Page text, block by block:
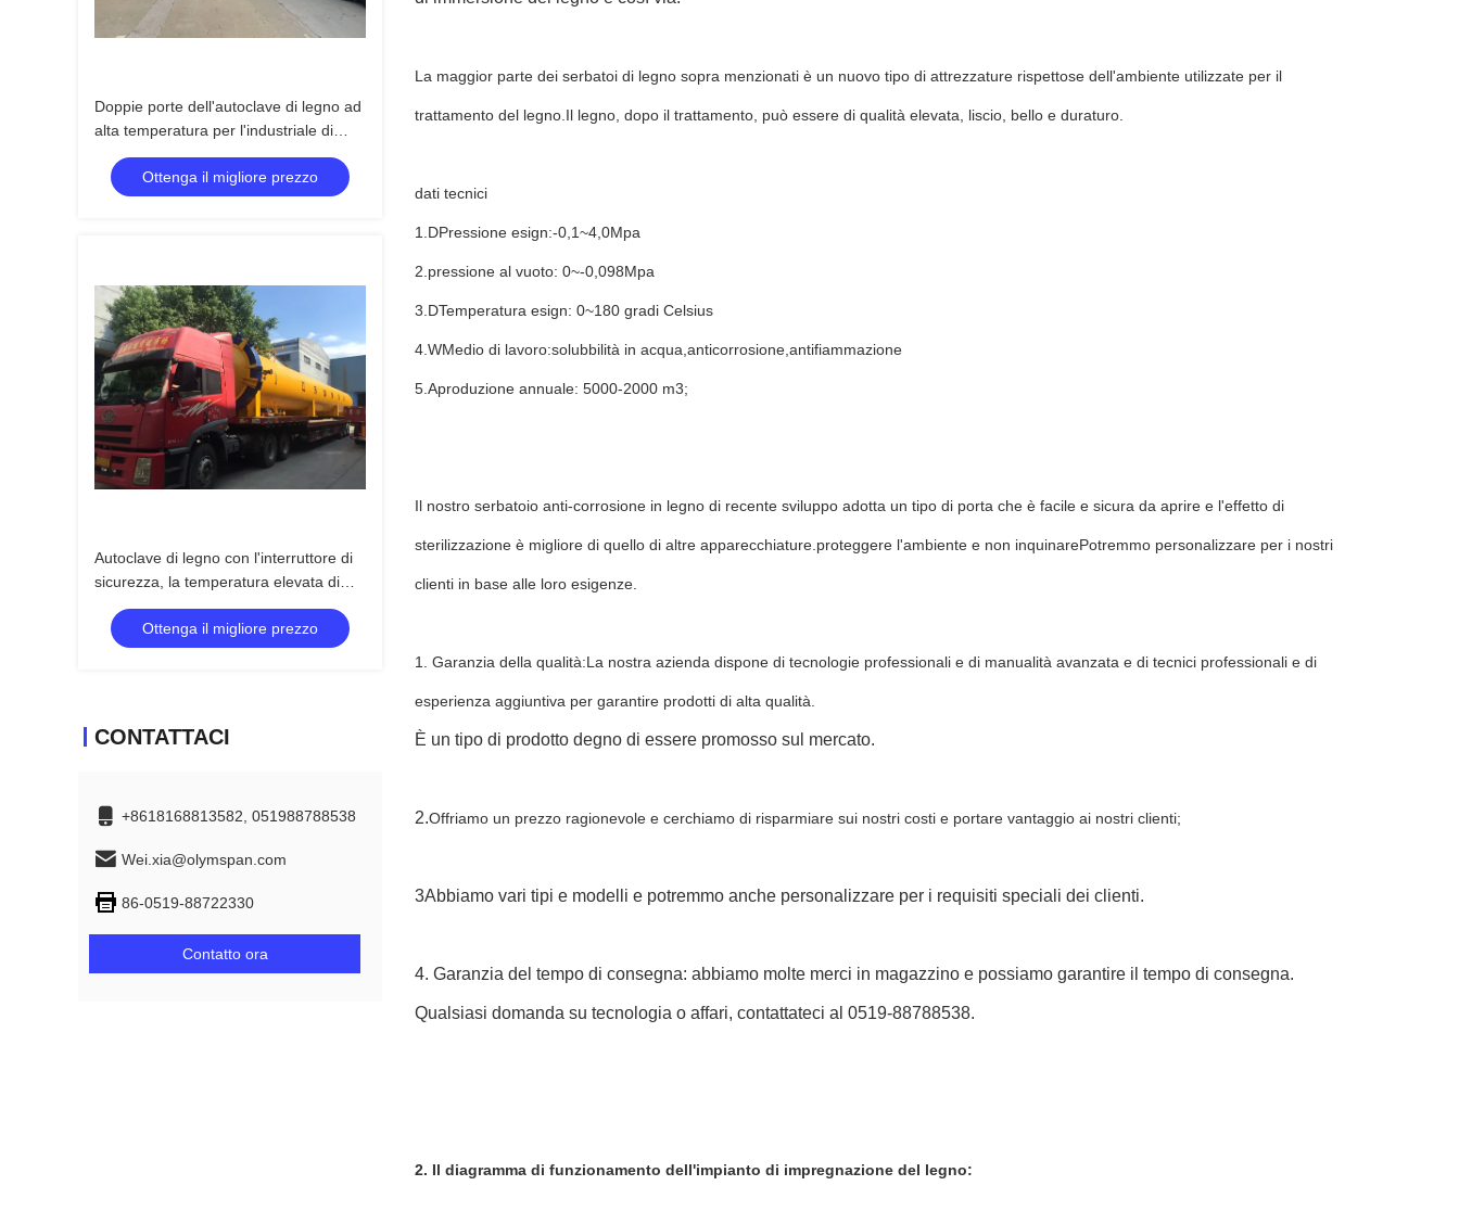
Doppie porte dell'autoclave di legno ad
alta temperatura per l'industriale di
legno, Φ2.7mX22M
Ottenga il migliore prezzo
Autoclave di legno con l'interruttore di
sicurezza, la temperatura elevata di
controllo automatico e l'alta pressione
Ottenga il migliore prezzo
CONTATTACI
+8618168813582, 051988788538
Wei.xia@olymspan.com
86-0519-88722330
Contatto ora
La maggior parte dei serbatoi di legno sopra menzionati è un nuovo tipo di attrezzature rispettose dell'ambiente utilizzate per il
trattamento del legno. Il legno, dopo il trattamento, può essere di qualità elevata, liscio, bello e duraturo.
dati tecnici
1.DPressione esign:-0,1~4,0Mpa
2. pressione al vuoto: 0~-0,098Mpa
3. DTemperatura esign: 0~180 gradi Celsius
4. WMedio di lavoro:solubbilità in acqua,anticorrosione,antifiammazione
5.Aproduzione annuale: 5000-2000 m3;
Il nostro serbatoio anti-corrosione in legno di recente sviluppo adotta un tipo di porta che è facile e sicura da aprire e l'effetto di
sterilizzazione è migliore di quello di altre apparecchiature.proteggere l'ambiente e non inquinarePotremmo personalizzare per i nostri
clienti in base alle loro esigenze.
1. Garanzia della qualità:La nostra azienda dispone di tecnologie professionali e di manualità avanzata e di tecnici professionali e di
esperienza aggiuntiva per garantire prodotti di alta qualità.
È un tipo di prodotto degno di essere promosso sul mercato.
2.Offriamo un prezzo ragionevole e cerchiamo di risparmiare sui nostri costi e portare vantaggio ai nostri clienti;
3Abbiamo vari tipi e modelli e potremmo anche personalizzare per i requisiti speciali dei clienti.
4. Garanzia del tempo di consegna: abbiamo molte merci in magazzino e possiamo garantire il tempo di consegna.
Qualsiasi domanda su tecnologia o affari, contattateci al 0519-88788538.
2. Il diagramma di funzionamento dell'impianto di impregnazione del legno: